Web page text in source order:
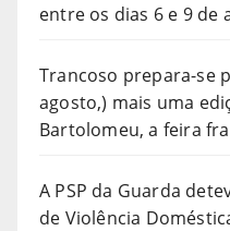
entre os dias 6 e 9 de
Trancoso prepara-se
agosto,) mais uma
Bartolomeu, a feira
A PSP da Guarda
de Violência